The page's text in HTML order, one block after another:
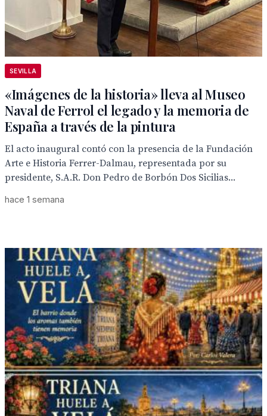
SEVILLA
«Imágenes de la historia» lleva al Museo
Naval de Ferrol el legado y la memoria de
España a través de la pintura
El acto inaugural contó con la presencia de la Fundación
Arte e Historia Ferrer-Dalmau, representada por su
presidente, S.A.R. Don Pedro de Borbón Dos Sicilias...
hace 1 semana